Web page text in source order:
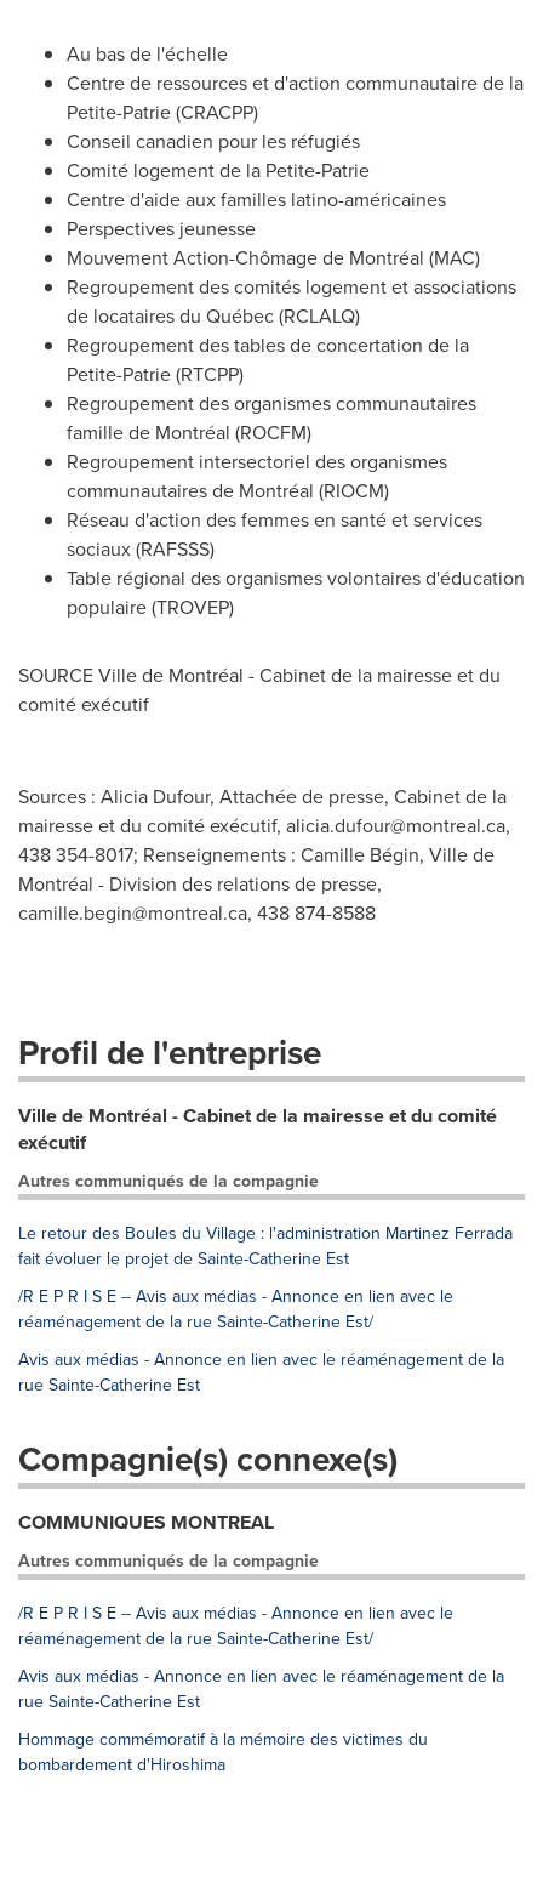
Au bas de l'échelle
Centre de ressources et d'action communautaire de la
Petite-Patrie (CRACPP)
Conseil canadien pour les réfugiés
Comité logement de la Petite-Patrie
Centre d'aide aux familles latino-américaines
Perspectives jeunesse
Mouvement Action-Chômage de Montréal (MAC)
Regroupement des comités logement et associations
de locataires du Québec (RCLALQ)
Regroupement des tables de concertation de la
Petite-Patrie (RTCPP)
Regroupement des organismes communautaires
famille de Montréal (ROCFM)
Regroupement intersectoriel des organismes
communautaires de Montréal (RIOCM)
Réseau d'action des femmes en santé et services
sociaux (RAFSSS)
Table régional des organismes volontaires d'éducation
populaire (TROVEP)
SOURCE Ville de Montréal - Cabinet de la mairesse et du
comité exécutif
Sources : Alicia Dufour, Attachée de presse, Cabinet de la
mairesse et du comité exécutif, alicia.dufour@montreal.ca,
438 354-8017; Renseignements : Camille Bégin, Ville de
Montréal - Division des relations de presse,
camille.begin@montreal.ca, 438 874-8588
Profil de l'entreprise
Ville de Montréal - Cabinet de la mairesse et du comité
exécutif
Autres communiqués de la compagnie
Le retour des Boules du Village : l'administration Martinez Ferrada
fait évoluer le projet de Sainte-Catherine Est
/R E P R I S E -- Avis aux médias - Annonce en lien avec le
réaménagement de la rue Sainte-Catherine Est/
Avis aux médias - Annonce en lien avec le réaménagement de la
rue Sainte-Catherine Est
Compagnie(s) connexe(s)
COMMUNIQUES MONTREAL
Autres communiqués de la compagnie
/R E P R I S E -- Avis aux médias - Annonce en lien avec le
réaménagement de la rue Sainte-Catherine Est/
Avis aux médias - Annonce en lien avec le réaménagement de la
rue Sainte-Catherine Est
Hommage commémoratif à la mémoire des victimes du
bombardement d'Hiroshima